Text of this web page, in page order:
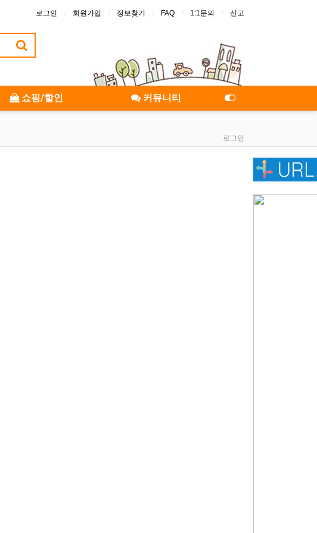
로그인 회원가입 정보찾기 FAQ 1:1문의 신고
쇼핑/할인 커뮤니티
로그인